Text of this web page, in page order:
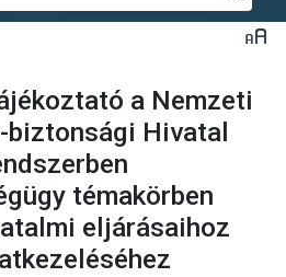
a Nemzeti
biztonsági Hivatal
témakörben
eljárásaihoz